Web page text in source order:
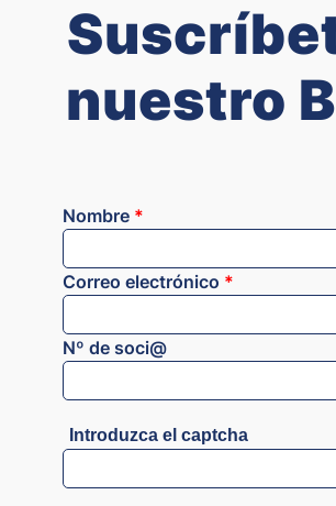
nuestro
Nombre *
Correo electrónico *
Nº de soci@
Introduzca el captcha